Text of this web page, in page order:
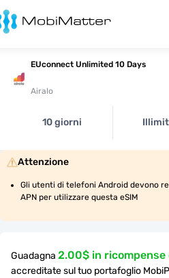
EUconnect Unlimited 10 Days
Airalo
10 giorni
Attenzione
Gli utenti di telefoni Android devono
APN per utilizzare questa eSIM
Guadagna 2.00$ in ricompense
accreditate sul tuo portafoglio